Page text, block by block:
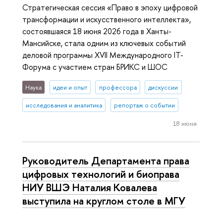
Стратегическая сессия «Право в эпоху цифровой
трансформации и искусственного интеллекта»,
состоявшаяся 18 июня 2026 года в Ханты-
Мансийске, стала одним из ключевых событий
деловой программы XVII Международного IT-
Форума с участием стран БРИКС и ШОС
Наука идеи и опыт профессора дискуссии
исследования и аналитика репортаж о событии
18 июня
Руководитель Департамента права
цифровых технологий и биоправа
НИУ ВШЭ Наталия Ковалева
выступила на круглом столе в МГУ